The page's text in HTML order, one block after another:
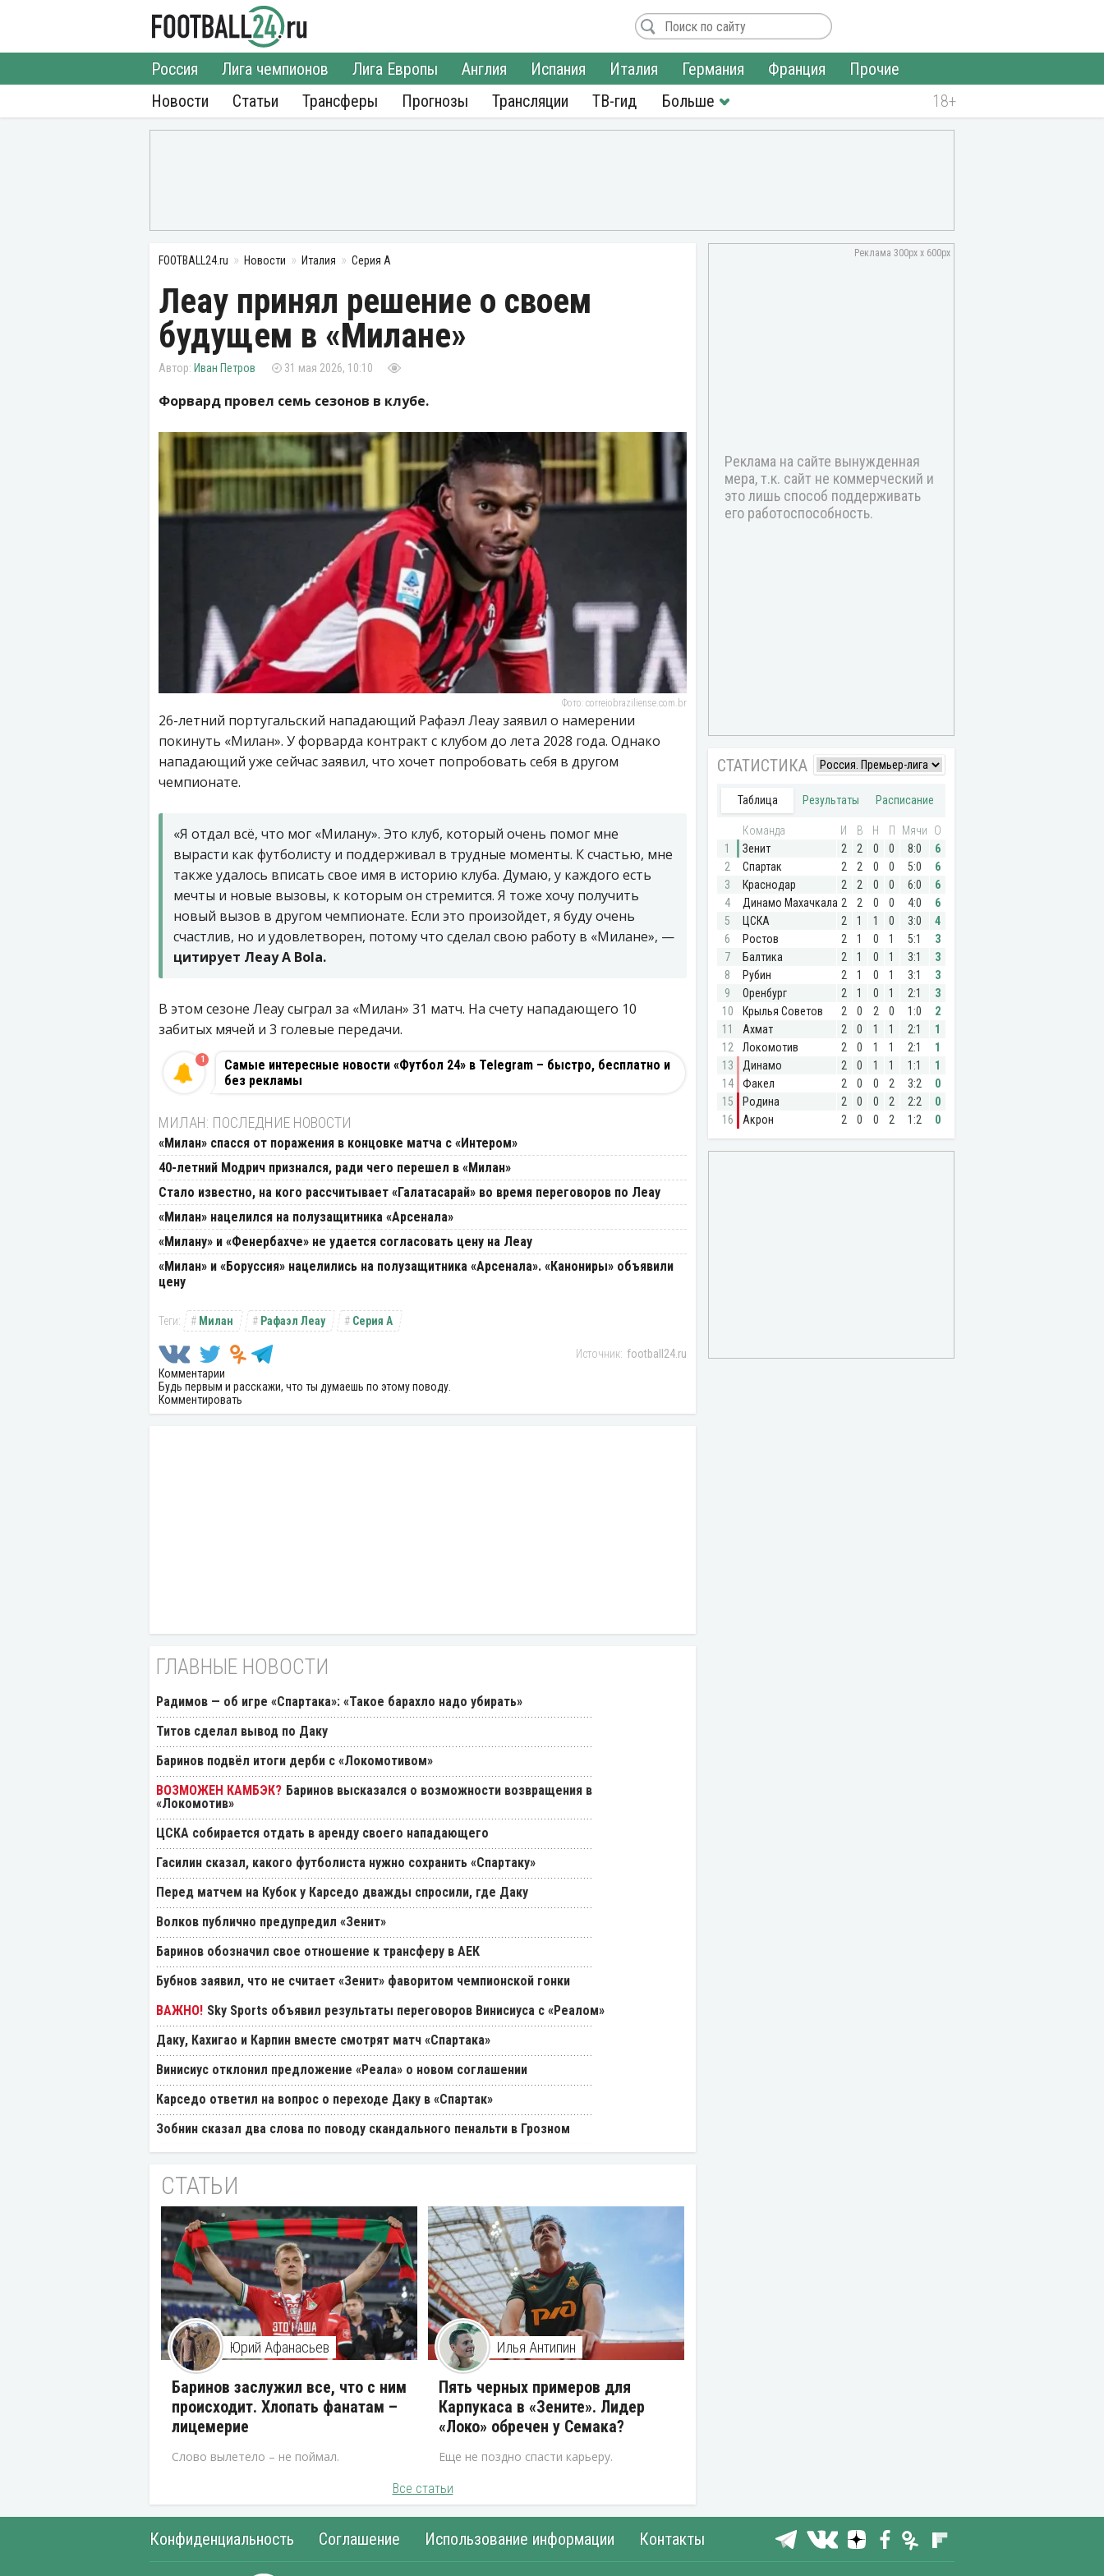
Новости
Россия Лига чемпионов Лига Европы Англия Испания Италия Германия Франция
Прочие
Статьи
Трансферы Прогнозы Трансляции ТВ-гид
FOOTBALL24.ru Новости Италия Серия А
Леау принял решение о своем
будущем в «Милане»
Иван Петров 31 мая 2026, 10:10
Форвард провел семь сезонов в клубе.
Фото: correiobraziliense.com.br
26-летний португальский нападающий Рафаэл Леау заявил о намерении
покинуть «Милан». У форварда контракт с клубом до лета 2028 года. Однако
нападающий уже сейчас заявил, что хочет попробовать себя в другом
чемпионате.
«Я отдал всё, что мог «Милану». Это клуб, который очень помог мне
вырасти как футболисту и поддерживал в трудные моменты. К счастью, мне
также удалось вписать свое имя в историю клуба. Думаю, у каждого есть
мечты и новые вызовы, к которым он стремится. Я тоже хочу получить
новый вызов в другом чемпионате. Если это произойдет, я буду очень
счастлив, но и удовлетворен, потому что сделал свою работу в «Милане», —
цитирует Леау A Bola.
В этом сезоне Леау сыграл за «Милан» 31 матч. На счету нападающего 10
забитых мячей и 3 голевые передачи.
Самые интересные новости «Футбол 24» в Telegram – быстро, бесплатно и
без рекламы
1
МИЛАН: ПОСЛЕДНИЕ НОВОСТИ
«Милан» спасся от поражения в концовке матча с «Интером»
40-летний Модрич признался, ради чего перешел в «Милан»
Стало известно, на кого рассчитывает «Галатасарай» во время переговоров по Леау
«Милан» нацелился на полузащитника «Арсенала»
«Милану» и «Фенербахче» не удается согласовать цену на Леау
«Милан» и «Боруссия» нацелились на полузащитника «Арсенала». «Канониры» объявили
цену
Милан Рафаэл Леау Серия А
football24.ru
Комментарии
Будь первым и расскажи, что ты думаешь по этому поводу.
Комментировать
ГЛАВНЫЕ НОВОСТИ
Радимов — об игре «Спартака»: «Такое барахло надо убирать»
Титов сделал вывод по Даку
Баринов подвёл итоги дерби с «Локомотивом»
Баринов высказался о возможности возвращения в
«Локомотив»
ЦСКА собирается отдать в аренду своего нападающего
Гасилин сказал, какого футболиста нужно сохранить «Спартаку»
Перед матчем на Кубок у Карседо дважды спросили, где Даку
Волков публично предупредил «Зенит»
Баринов обозначил свое отношение к трансферу в АЕК
Бубнов заявил, что не считает «Зенит» фаворитом чемпионской гонки
Sky Sports объявил результаты переговоров Винисиуса с «Реалом»
Даку, Кахигао и Карпин вместе смотрят матч «Спартака»
Винисиус отклонил предложение «Реала» о новом соглашении
Карседо ответил на вопрос о переходе Даку в «Спартак»
Зобнин сказал два слова по поводу скандального пенальти в Грозном
СТАТЬИ
Юрий Афанасьев
Баринов заслужил все, что с ним
происходит. Хлопать фанатам –
лицемерие
Слово вылетело – не поймал.
Илья Антипин
Пять черных примеров для
Карпукаса в «Зените». Лидер
«Локо» обречен у Семака?
Еще не поздно спасти карьеру.
Все статьи
Конфиденциальность Соглашение Использование информации Контакты